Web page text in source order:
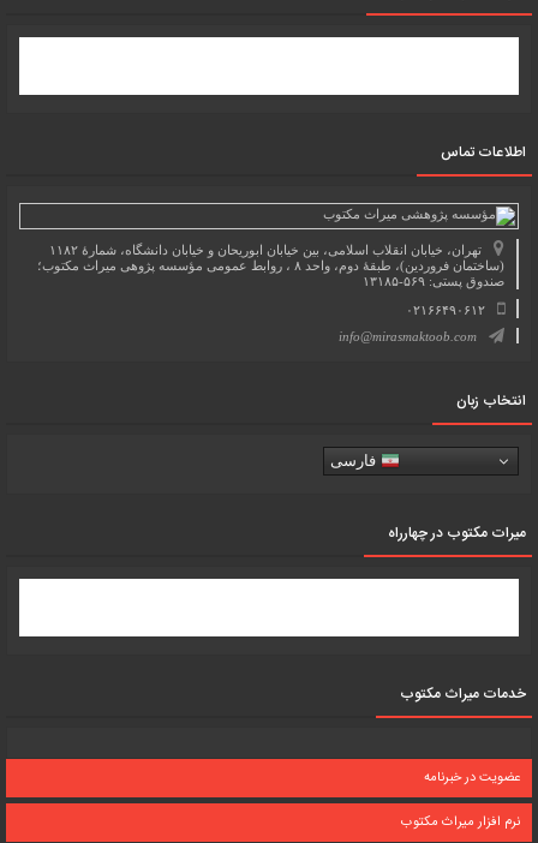
اطلاعات تماس
تهران، خیابان انقلاب اسلامی، بین خیابان ابوریحان و خیابان دانشگاه، شمارۀ ۱۱۸۲
(ساختمان فروردین)، طبقۀ دوم، واحد ۸ ، روابط عمومی مؤسسه پژوهی میراث مکتوب؛
صندوق پستی: ۵۶۹-۱۳۱۸۵
۰۲۱۶۶۴۹۰۶۱۲
info@mirasmaktoob.com
انتخاب زبان
فارسی
میرات مکتوب در چهارراه
خدمات میراث مکتوب
عضویت در خبرنامه
نرم افزار میراث مکتوب